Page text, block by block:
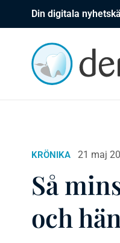
Din digitala
KRÖNIKA 21 maj
Så
och